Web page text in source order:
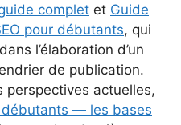
complet et Guide
pour débutants, qui
l’élaboration d’un
de publication.
perspectives actuelles,
débutants — les bases